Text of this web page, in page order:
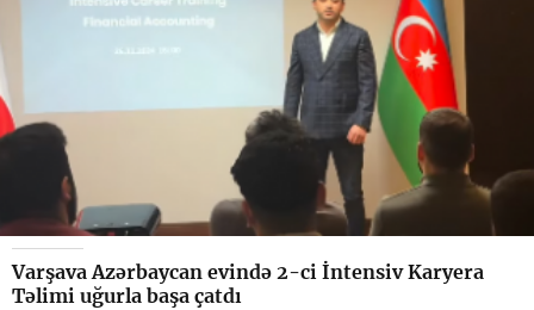
Varşava Azərbaycan evində 2-ci İntensiv Karyera
Təlimi uğurla başa çatdı